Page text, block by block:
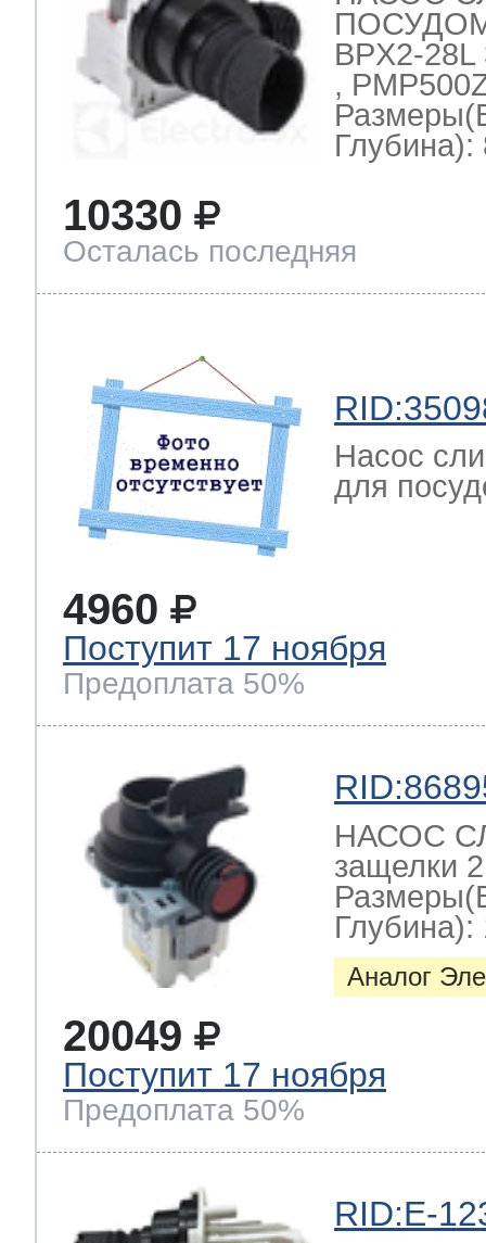
BPX2-
,
Глубина):
10330
Осталась последняя
Насос
для
4960
Поступит 17 ноября
Предоплата 50%
НАСОС
защелки
Глубина):
Аналог
20049
Поступит 17 ноября
Предоплата 50%
RID:E-